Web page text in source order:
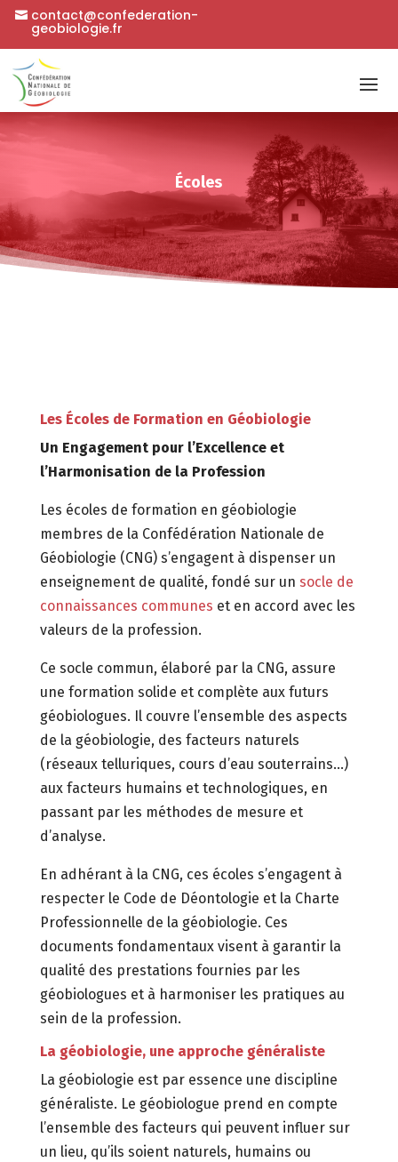
contact@confederation-
geobiologie.fr
Écoles
Les Écoles de Formation en Géobiologie
Un Engagement pour l’Excellence et
l’Harmonisation de la Profession
Les écoles de formation en géobiologie
membres de la Confédération Nationale de
Géobiologie (CNG) s’engagent à dispenser un
enseignement de qualité, fondé sur un socle de
connaissances communes et en accord avec les
valeurs de la profession.
Ce socle commun, élaboré par la CNG, assure
une formation solide et complète aux futurs
géobiologues. Il couvre l’ensemble des aspects
de la géobiologie, des facteurs naturels
(réseaux telluriques, cours d’eau souterrains…)
aux facteurs humains et technologiques, en
passant par les méthodes de mesure et
d’analyse.
En adhérant à la CNG, ces écoles s’engagent à
respecter le Code de Déontologie et la Charte
Professionnelle de la géobiologie. Ces
documents fondamentaux visent à garantir la
qualité des prestations fournies par les
géobiologues et à harmoniser les pratiques au
sein de la profession.
La géobiologie, une approche généraliste
La géobiologie est par essence une discipline
généraliste. Le géobiologue prend en compte
l’ensemble des facteurs qui peuvent influer sur
un lieu, qu’ils soient naturels, humains ou